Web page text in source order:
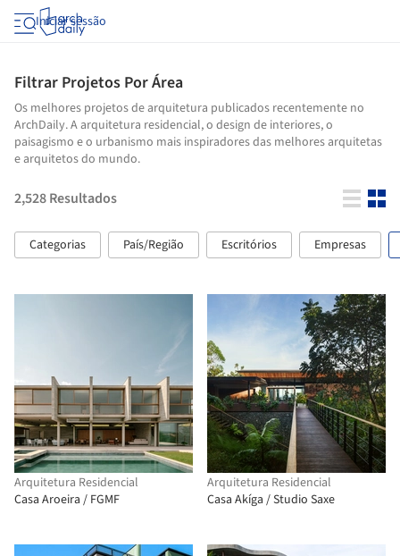
Iniciar sessão
Filtrar Projetos Por Área
Os melhores projetos de arquitetura publicados recentemente no
ArchDaily. A arquitetura residencial, o design de interiores, o
paisagismo e o urbanismo mais inspiradores das melhores arquitetas
e arquitetos do mundo.
2,528Resultados
Categorias País/Região Escritórios Empresas
Arquitetura Residencial
Casa Aroeira / FGMF
Arquitetura Residencial
Casa Akíga / Studio Saxe